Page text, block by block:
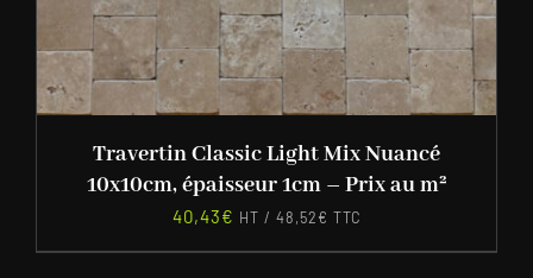
Travertin Classic Light Mix Nuancé
10x10cm, épaisseur 1cm – Prix au m²
40,43€ HT / 48,52€ TTC